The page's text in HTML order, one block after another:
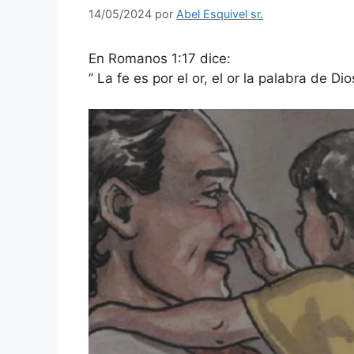
14/05/2024 por Abel Esquivel sr.
En Romanos 1:17 dice:
” La fe es por el or, el or la palabra de